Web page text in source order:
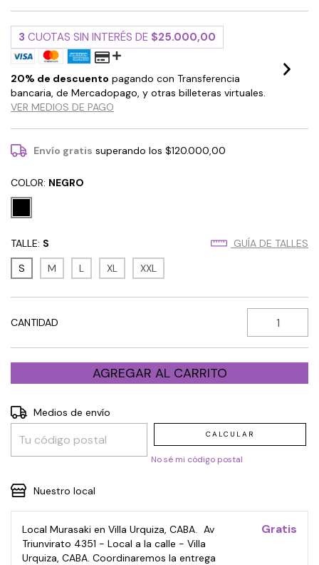
3 CUOTAS SIN INTERÉS DE $25.000,00
20% de descuento pagando con Transferencia
bancaria, de Mercadopago, y otras billeteras virtuales.
VER MEDIOS DE PAGO
Envío gratis superando los$120.000,00
COLOR: NEGRO
TALLE: S
GUÍA DE TALLES
S
M L XL XXL
CANTIDAD
Entregas para el CP:
Medios de envío
CALCULAR
No sé mi código postal
Nuestro local
Local Murasaki en Villa Urquiza, CABA. Av
Triunvirato 4351 - Local a la calle - Villa
Urquiza, CABA. Coordinaremos la entrega
Gratis